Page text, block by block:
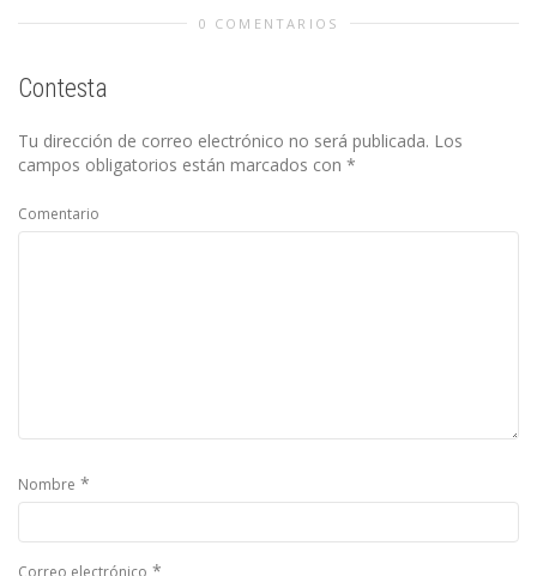
0 COMENTARIOS
Contesta
Tu dirección de correo electrónico no será publicada. Los
campos obligatorios están marcados con *
Comentario
Nombre *
Correo electrónico *